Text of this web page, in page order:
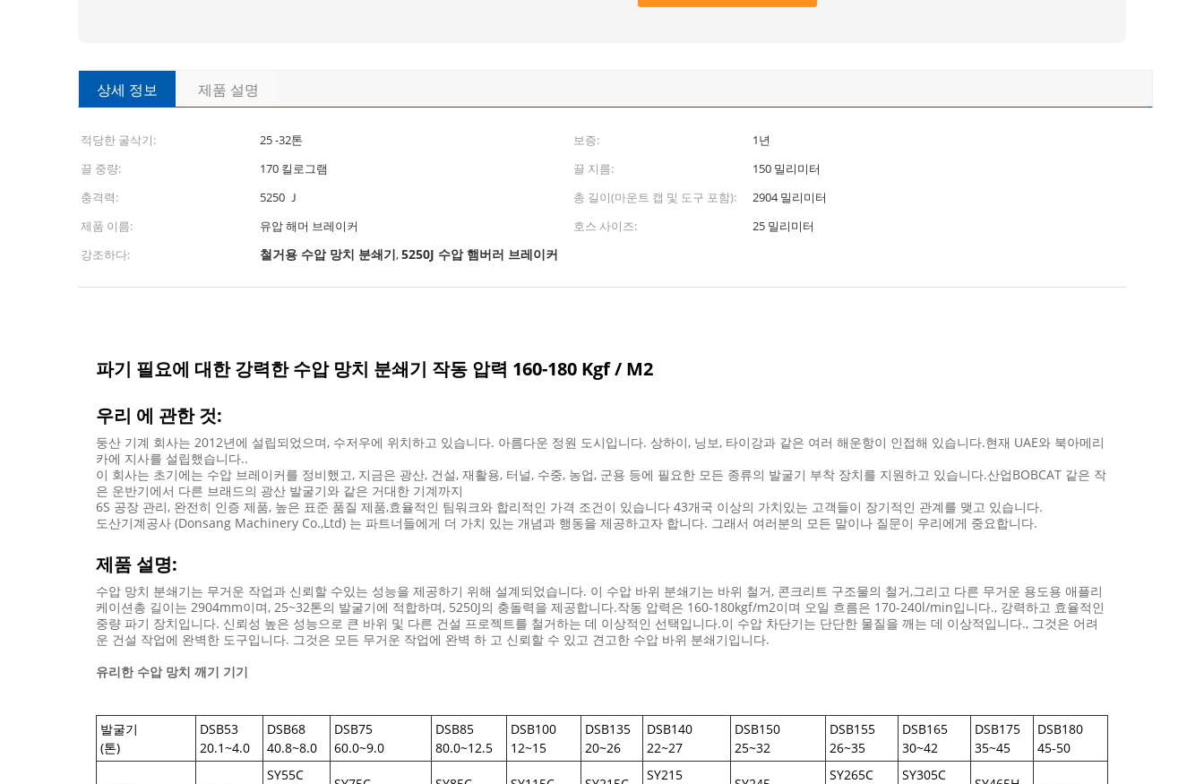
상세 정보 제품 설명
적당한 굴삭기: 25 -32톤 보증:
1년
끌 중량:
170 킬로그램 끌 지름:
150 밀리미터
충격력:
5250 Ｊ 총 길이(마운트 캡 및 도구 포함):
2904 밀리미터
제품 이름:
유압 해머 브레이커 호스 사이즈:
25 밀리미터
강조하다:
철거용 수압 망치 분쇄기,5250J 수압 햄버러 브레이커
파기 필요에 대한 강력한 수압 망치 분쇄기 작동 압력 160-180 Kgf / M2
우리 에 관한 것:
둥산 기계 회사는 2012년에 설립되었으며, 수저우에 위치하고 있습니다. 아름다운 정원 도시입니다. 상하이, 닝보, 타이강과 같은 여러 해운항이 인접해 있습니다.현재 UAE와 북아메리
카에 지사를 설립했습니다..
이 회사는 초기에는 수압 브레이커를 정비했고, 지금은 광산, 건설, 재활용, 터널, 수중, 농업, 군용 등에 필요한 모든 종류의 발굴기 부착 장치를 지원하고 있습니다.산업BOBCAT 같은 작
은 운반기에서 다른 브래드의 광산 발굴기와 같은 거대한 기계까지
6S 공장 관리, 완전히 인증 제품, 높은 표준 품질 제품,효율적인 팀워크와 합리적인 가격 조건이 있습니다 43개국 이상의 가치있는 고객들이 장기적인 관계를 맺고 있습니다.
도산기계공사 (Donsang Machinery Co.,Ltd) 는 파트너들에게 더 가치 있는 개념과 행동을 제공하고자 합니다. 그래서 여러분의 모든 말이나 질문이 우리에게 중요합니다.
제품 설명:
수압 망치 분쇄기는 무거운 작업과 신뢰할 수있는 성능을 제공하기 위해 설계되었습니다. 이 수압 바위 분쇄기는 바위 철거, 콘크리트 구조물의 철거,그리고 다른 무거운 용도용 애플리
케이션총 길이는 2904mm이며, 25~32톤의 발굴기에 적합하며, 5250J의 충돌력을 제공합니다.작동 압력은 160-180kgf/m2이며 오일 흐름은 170-240l/min입니다., 강력하고 효율적인
중량 파기 장치입니다. 신뢰성 높은 성능으로 큰 바위 및 다른 건설 프로젝트를 철거하는 데 이상적인 선택입니다.이 수압 차단기는 단단한 물질을 깨는 데 이상적입니다., 그것은 어려
운 건설 작업에 완벽한 도구입니다. 그것은 모든 무거운 작업에 완벽 하 고 신뢰할 수 있고 견고한 수압 바위 분쇄기입니다.
유리한 수압 망치 깨기 기기
발굴기
(톤)
DSB53
20.1~4.0
DSB68
40.8~8.0
DSB75
60.0~9.0
DSB85
80.0~12.5
DSB100
12~15
DSB135
20~26
DSB140
22~27
DSB150
25~32
DSB155
26~35
DSB165
30~42
DSB175
35~45
DSB180
45-50
SY55C
SY215
SY265C
SY305C